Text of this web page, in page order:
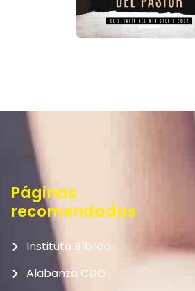
Páginas
recomendadas
Instituto Bíblico
Alabanza CDO